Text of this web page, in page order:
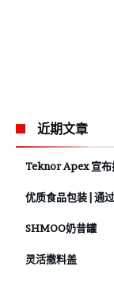
近期文章
Teknor Apex 宣
优质食品包装 | 通
SHMOO奶昔罐
灵活撒料盖